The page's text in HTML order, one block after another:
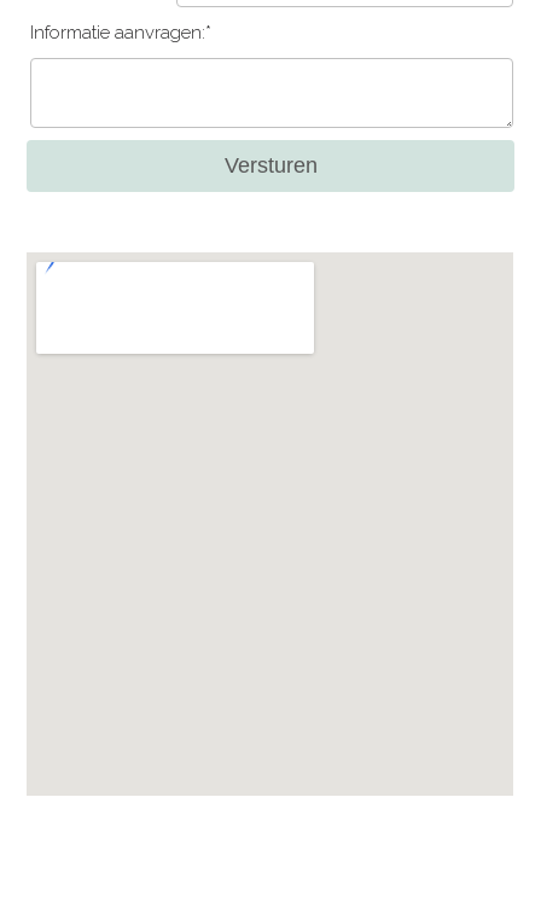
Informatie aanvragen:*